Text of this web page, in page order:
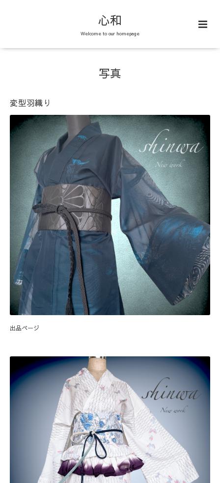
心和
Welcome to our homepage
写真
変型羽織り
出品ページ